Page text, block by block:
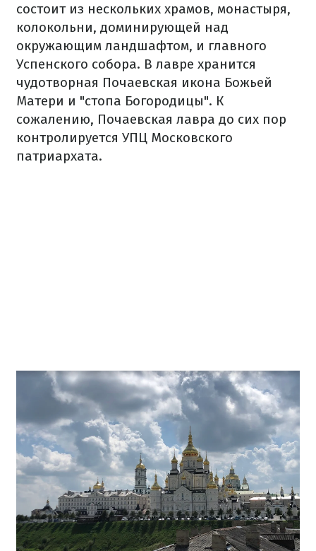
состоит из нескольких храмов, монастыря,
колокольни, доминирующей над
окружающим ландшафтом, и главного
Успенского собора. В лавре хранится
чудотворная Почаевская икона Божьей
Матери и "стопа Богородицы". К
сожалению, Почаевская лавра до сих пор
контролируется УПЦ Московского
патриархата.